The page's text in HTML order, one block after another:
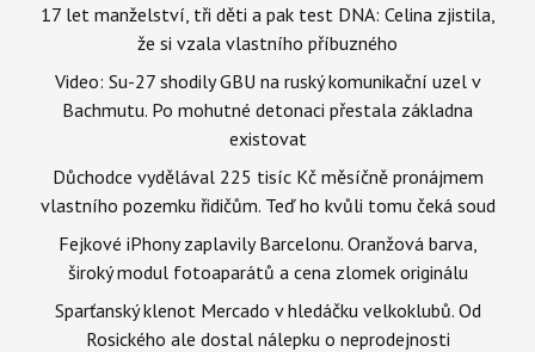
17 let manželství, tři děti a pak test DNA: Celina zjistila,
že si vzala vlastního příbuzného
Video: Su-27 shodily GBU na ruský komunikační uzel v
Bachmutu. Po mohutné detonaci přestala základna
existovat
Důchodce vydělával 225 tisíc Kč měsíčně pronájmem
vlastního pozemku řidičům. Teď ho kvůli tomu čeká soud
Fejkové iPhony zaplavily Barcelonu. Oranžová barva,
široký modul fotoaparátů a cena zlomek originálu
Sparťanský klenot Mercado v hledáčku velkoklubů. Od
Rosického ale dostal nálepku o neprodejnosti